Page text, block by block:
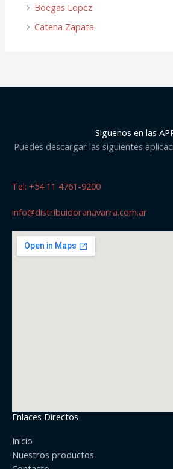
Boegas Lopez
Catena Zapata
Siguenos en las
Puedes descargar las siguientes
Tel: +54 11 4761-9200
info@distribuidoranavarra.com.ar
Enlaces Directos
Inicio
Nuestros productos